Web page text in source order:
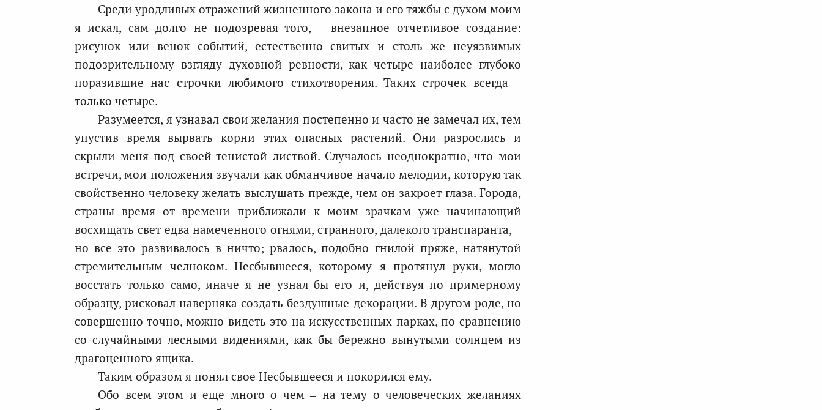
Среди уродливых отражений жизненного закона и его тяжбы с духом моим
я искал, сам долго не подозревая того, – внезапное отчетливое создание:
рисунок или венок событий, естественно свитых и столь же неуязвимых
подозрительному взгляду духовной ревности, как четыре наиболее глубоко
поразившие нас строчки любимого стихотворения. Таких строчек всегда –
только четыре.
Разумеется, я узнавал свои желания постепенно и часто не замечал их, тем
упустив время вырвать корни этих опасных растений. Они разрослись и
скрыли меня под своей тенистой листвой. Случалось неоднократно, что мои
встречи, мои положения звучали как обманчивое начало мелодии, которую так
свойственно человеку желать выслушать прежде, чем он закроет глаза. Города,
страны время от времени приближали к моим зрачкам уже начинающий
восхищать свет едва намеченного огнями, странного, далекого транспаранта, –
но все это развивалось в ничто; рвалось, подобно гнилой пряже, натянутой
стремительным челноком. Несбывшееся, которому я протянул руки, могло
восстать только само, иначе я не узнал бы его и, действуя по примерному
образцу, рисковал наверняка создать бездушные декорации. В другом роде, но
совершенно точно, можно видеть это на искусственных парках, по сравнению
со случайными лесными видениями, как бы бережно вынутыми солнцем из
драгоценного ящика.
Таким образом я понял свое Несбывшееся и покорился ему.
Обо всем этом и еще много о чем – на тему о человеческих желаниях